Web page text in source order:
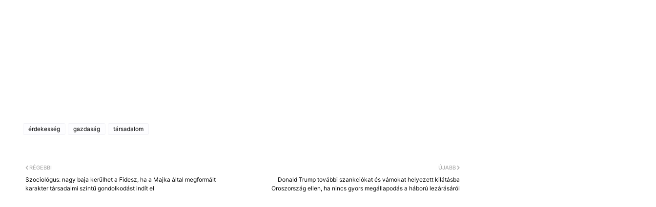
érdekesség gazdaság társadalom
ÚJABB
Donald Trump további szankciókat és vámokat helyezett kilátásba
Oroszország ellen, ha nincs gyors megállapodás a háború lezárásáról
RÉGEBBI
Szociológus: nagy baja kerülhet a Fidesz, ha a Majka által megformált
karakter társadalmi szintű gondolkodást indít el